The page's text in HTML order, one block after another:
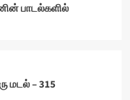
பாடல்களில்
மடல் – 315